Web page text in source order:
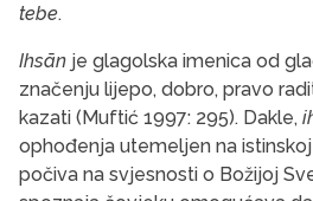
tebe.
Ihsān je glagolska imenica od
značenju lijepo, dobro, pravo
kazati (Muftić 1997: 295). Dakle,
ophođenja utemeljen na
počiva na svjesnosti o Božijoj